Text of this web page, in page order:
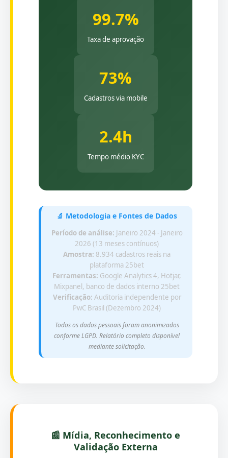
99.7%
Taxa de aprovação
73%
Cadastros via mobile
2.4h
Tempo médio KYC
🔬 Metodologia e Fontes de Dados
Período de análise: Janeiro 2024 - Janeiro
2026 (13 meses contínuos)
Amostra: 8.934 cadastros reais na
plataforma 25bet
Ferramentas: Google Analytics 4, Hotjar,
Mixpanel, banco de dados interno 25bet
Verificação: Auditoria independente por
PwC Brasil (Dezembro 2024)
Todos os dados pessoais foram anonimizados
conforme LGPD. Relatório completo disponível
mediante solicitação.
📰 Mídia, Reconhecimento e
Validação Externa